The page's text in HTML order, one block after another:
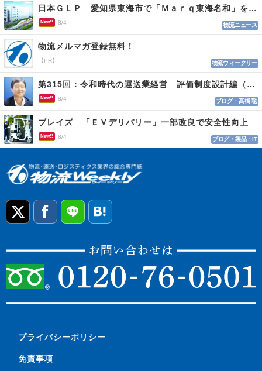
日本ＧＬＰ 愛知県東海市で「Ｍａｒｑ東海名和」を開発
New!! 8/4 物流ニュース
物流メルマガ登録無料！
【PR】 物流ウィークリー
第315回：令和時代の運送業経営 評価制度設計編（１１５）
New!! 8/4 ブログ・高橋 聡
ブレイズ 「ＥＶデリバリー」一部改良で安全性向上
New!! 8/4 ブログ・製品・IT
プライバシーポリシー
免責事項